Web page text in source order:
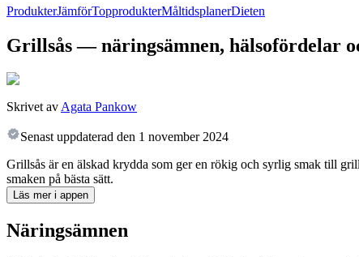
ProdukterJämförTopprodukterMåltidsplanerDieten
Grillsås — näringsämnen, hälsofördelar
Skrivet avAgata Pankow
Senast uppdaterad den 1 november 2024
Grillsås är en älskad krydda som ger en rökig och syrlig smak till
smaken på bästa sätt.
Läs mer i appen
Näringsämnen